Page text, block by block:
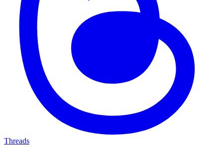
Threads